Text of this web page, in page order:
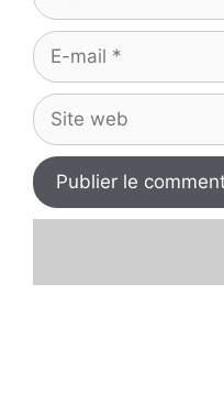
E-
mail
Site
web